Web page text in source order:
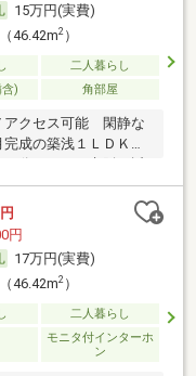
15万円(実費)
46.42m2）
二人暮らし
) 角部屋
アクセス可能 閑静な
成の築浅１ＬＤＫで
点セパレートに浴室
システムキッチン、温
円
17万円(実費)
46.42m2）
二人暮らし
モニタ付インターホ
ン